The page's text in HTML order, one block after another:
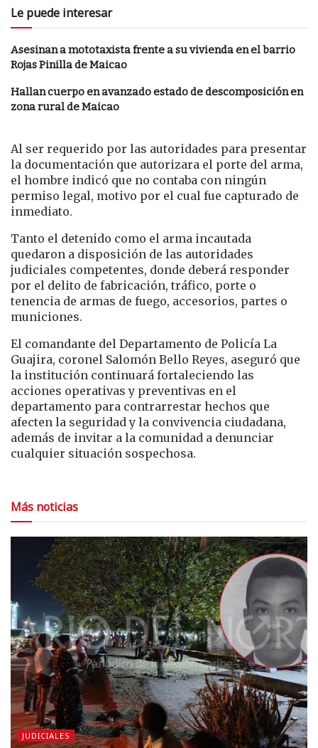
Le puede interesar
Asesinan a mototaxista frente a su vivienda en el barrio
Rojas Pinilla de Maicao
Hallan cuerpo en avanzado estado de descomposición en
zona rural de Maicao
Al ser requerido por las autoridades para presentar
la documentación que autorizara el porte del arma,
el hombre indicó que no contaba con ningún
permiso legal, motivo por el cual fue capturado de
inmediato.
Tanto el detenido como el arma incautada
quedaron a disposición de las autoridades
judiciales competentes, donde deberá responder
por el delito de fabricación, tráfico, porte o
tenencia de armas de fuego, accesorios, partes o
municiones.
El comandante del Departamento de Policía La
Guajira, coronel Salomón Bello Reyes, aseguró que
la institución continuará fortaleciendo las
acciones operativas y preventivas en el
departamento para contrarrestar hechos que
afecten la seguridad y la convivencia ciudadana,
además de invitar a la comunidad a denunciar
cualquier situación sospechosa.
Más noticias
JUDICIALES